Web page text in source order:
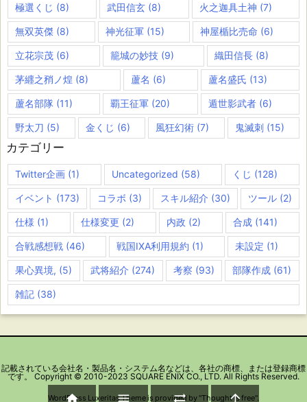
極選くじ (8) 武田信玄 (8) 火之迦具土神 (7)
無双英傑 (8) 神光征軍(15) 神屋楯比売命 (6)
立花宗茂 (6) 籠城の妙技(9) 織田信長 (8)
茅纒之矟ノ煌 (8) 蘆名 (6) 蘆名盛氏 (13)
蘆名部隊 (11) 覇王征軍 (20) 遁世影武者(6)
野太刀 (5) 金くじ (6) 風狂幻術 (7) 鬼滅刺(15)
カテゴリー
Twitter企画 (1) Uncategorized (58) くじ (128)
イベント (173) コラボ (3) スキル紹介 (30) ツール(2)
仕様 (1) 仕様変更 (2) 内政 (2) 合成 (141)
合戦感想戦 (46) 戦国IXA利用規約 (1) 未設定 (1)
果心異境, (5) 武将紹介 (274) 考察 (93) 部隊作成 (61)
雑記 (38)
記載されている会社名・製品名・システム名などは、各社の商標、または登録商標
です。 Copyright © 2010-2023 SQUARE ENIX CO., LTD. All Rights Reserved.
WordPress Luxeritas Theme is provided by "Thought is free".
   